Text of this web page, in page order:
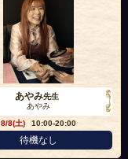
あやみ先生
あやみ
8/8(土)
10:00-20:00
待機なし